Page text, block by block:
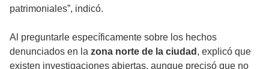
patrimoniales”, indicó.
Al preguntarle específicamente sobre los hechos
denunciados en la zona norte de la ciudad , explicó que
existen investigaciones abiertas, aunque precisó que no